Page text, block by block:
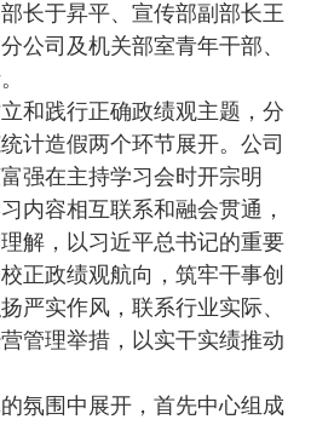
长于昇平、宣传部副部长王
公司及机关部室青年干部、
践行正确政绩观主题，分
计造假两个环节展开。公司
强在主持学习会时开宗明
内容相互联系和融会贯通，
解，以习近平总书记的重要
正政绩观航向，筑牢干事创
严实作风，联系行业实际、
管理举措，以实干实绩推动
围中展开，首先中心组成